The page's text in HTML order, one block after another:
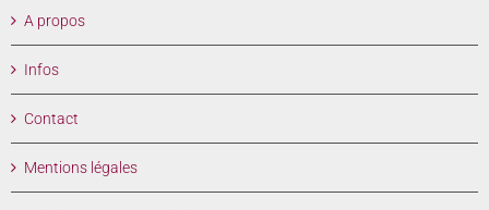
A propos
Infos
Contact
Mentions légales